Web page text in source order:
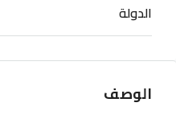
الدولة
الوصف